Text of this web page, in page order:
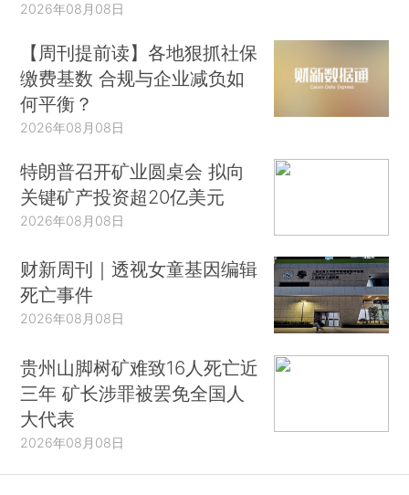
2026年08月08日
【周刊提前读】各地狠抓社保
缴费基数 合规与企业减负如
何平衡？
2026年08月08日
特朗普召开矿业圆桌会 拟向
关键矿产投资超20亿美元
2026年08月08日
财新周刊｜透视女童基因编辑
死亡事件
2026年08月08日
贵州山脚树矿难致16人死亡近
三年 矿长涉罪被罢免全国人
大代表
2026年08月08日